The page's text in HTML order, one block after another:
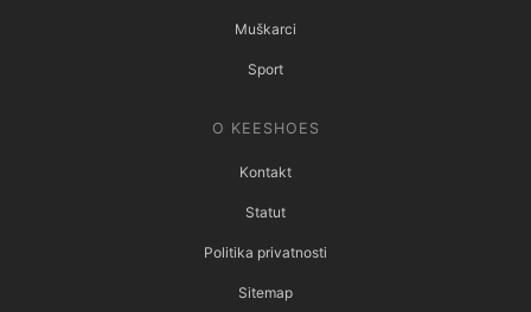
Muškarci
Sport
O KEESHOES
Kontakt
Statut
Politika privatnosti
Sitemap